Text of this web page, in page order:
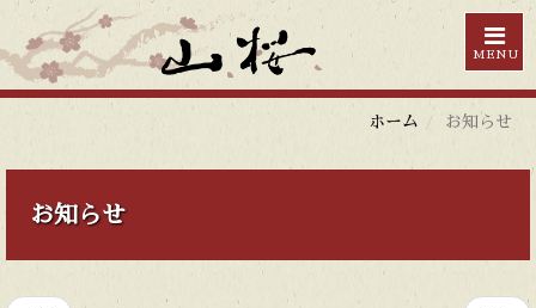
ホーム お知らせ
お知らせ
MENU